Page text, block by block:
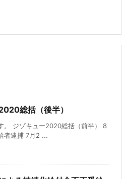
総括（後半）
。 ジゾキュー2020総括（前半） 8
者逮捕 7月2 ...